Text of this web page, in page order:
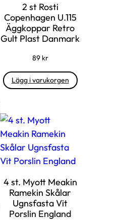
2 st Rosti
Copenhagen U.115
Äggkoppar Retro
Gult Plast Danmark
89 kr
Lägg i varukorgen
4 st. Myott Meakin
Ramekin Skålar
Ugnsfasta Vit
Porslin England